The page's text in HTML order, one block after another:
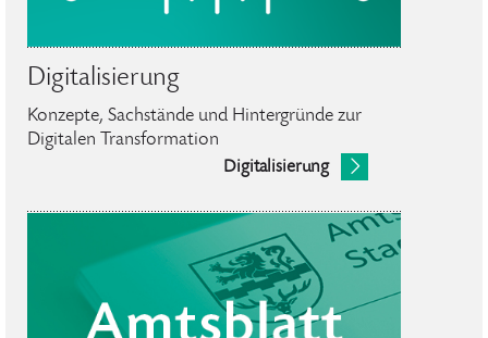
Digitalisierung
Konzepte, Sachstände und Hintergründe zur
Digitalen Transformation
Digitalisierung